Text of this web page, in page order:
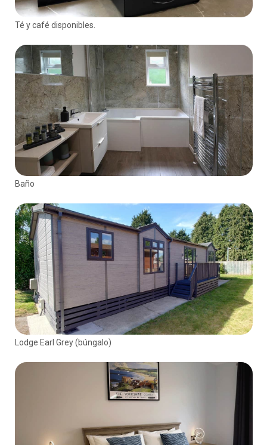
Té y café disponibles.
Baño
Lodge Earl Grey (búngalo)